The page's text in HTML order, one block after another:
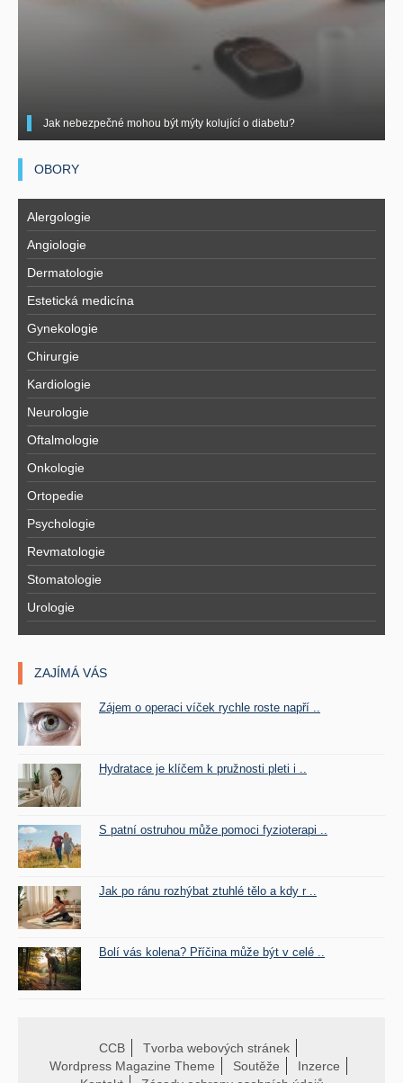
Jak nebezpečné mohou být mýty kolující o diabetu?
OBORY
Alergologie
Angiologie
Dermatologie
Estetická medicína
Gynekologie
Chirurgie
Kardiologie
Neurologie
Oftalmologie
Onkologie
Ortopedie
Psychologie
Revmatologie
Stomatologie
Urologie
ZAJÍMÁ VÁS
Zájem o operaci víček rychle roste napří ..
Hydratace je klíčem k pružnosti pleti i ..
S patní ostruhou může pomoci fyzioterapi ..
Jak po ránu rozhýbat ztuhlé tělo a kdy r ..
Bolí vás kolena? Příčina může být v celé ..
CCB
Tvorba webových stránek
Wordpress Magazine Theme
Soutěže
Inzerce